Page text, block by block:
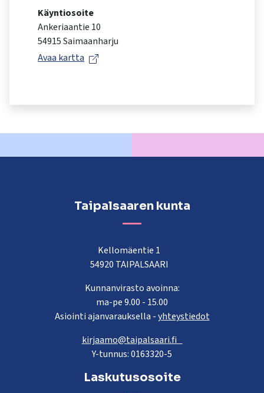
pyyhkäisyliikkeitä.
Käyntiosoite
Ankeriaantie 10
54915 Saimaanharju
Avaa kartta
Taipalsaaren kunta
Kellomäentie 1
54920 TAIPALSAARI
Kunnanvirasto avoinna:
ma-pe 9.00 - 15.00
Asiointi ajanvarauksella -yhteystiedot
kirjaamo@taipalsaari.fi
Y-tunnus: 0163320-5
Laskutusosoite